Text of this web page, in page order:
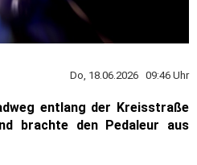
Do, 18.06.2026 09:46 Uhr
entlang der Kreisstraße
brachte den Pedaleur aus